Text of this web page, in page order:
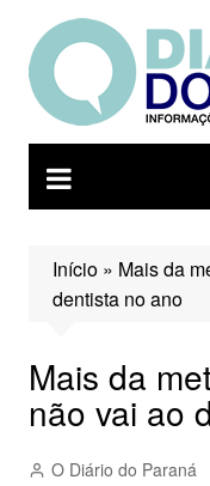
para
conteúdo
Início» Mais da
dentista no ano
Mais da
não vai ao
O Diário do Paraná